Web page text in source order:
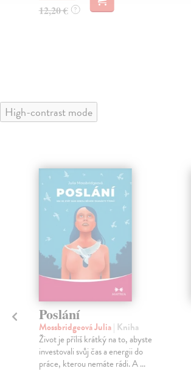
12,20 € ?
High-contrast mode
Poslání
Mossbridgeová Julia| Kniha
Život je příliš krátký na to, abyste
investovali svůj čas a energii do
práce, kterou nemáte rádi. A ...